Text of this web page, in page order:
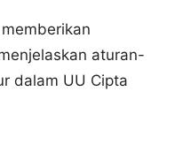
aturan-
dalam UU Cipta